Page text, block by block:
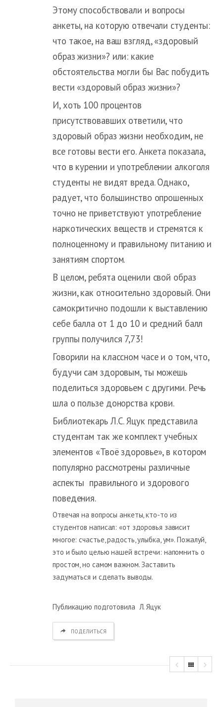
Этому способствовали и вопросы
анкеты, на которую отвечали студенты:
что такое, на ваш взгляд, «здоровый
образ жизни»? или: какие
обстоятельства могли бы Вас побудить
вести «здоровый образ жизни»?
И, хоть 100 процентов
присутствовавших ответили, что
здоровый образ жизни необходим, не
все готовы вести его. Анкета показала,
что в курении и употреблении алкоголя
студенты не видят вреда. Однако,
радует, что большинство опрошенных
точно не приветствуют употребление
наркотических веществ и стремятся к
полноценному и правильному питанию и
занятиям спортом.
В целом, ребята оценили свой образ
жизни, как относительно здоровый. Они
самокритично подошли к выставлению
себе балла от 1 до 10 и средний балл
группы получился 7,73!
Говорили на классном часе и о том, что,
будучи сам здоровым, ты можешь
поделиться здоровьем с другими. Речь
шла о пользе донорства крови.
Библиотекарь Л.С. Яцук представила
студентам так же комплект учебных
элементов «Твоё здоровье», в котором
популярно рассмотрены различные
аспекты правильного и здорового
поведения.
Отвечая на вопросы анкеты, кто-то из
студентов написал: «от здоровья зависит
многое: счастье, радость, улыбка, ум». Пожалуй,
это и было целью нашей встречи: напомнить о
простом, но самом важном. Заставить
задуматься и сделать выводы.
Публикацию подготовила Л. Яцук
ПОДЕЛИТЬСЯ